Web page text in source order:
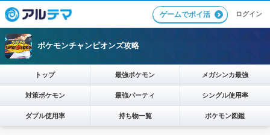
ゲームでポイ活 ログイン
ポケモンチャンピオンズ攻略
トップ 最強ポケモン メガシンカ最強
対策ポケモン 最強パーティ シングル使用率
ダブル使用率 持ち物一覧 ポケモン図鑑